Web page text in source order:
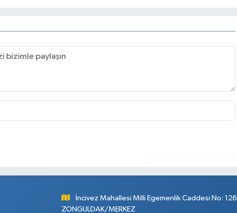
İncivez Mahallesi Milli Egemenlik Caddesi No: 126
ZONGULDAK/MERKEZ